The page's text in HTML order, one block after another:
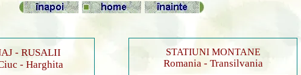
- RUSALII
- Harghita
STATIUNI MONTANE
Romania - Transilvania